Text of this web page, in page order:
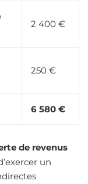
2 400 €
250 €
6 580 €
de revenus
un